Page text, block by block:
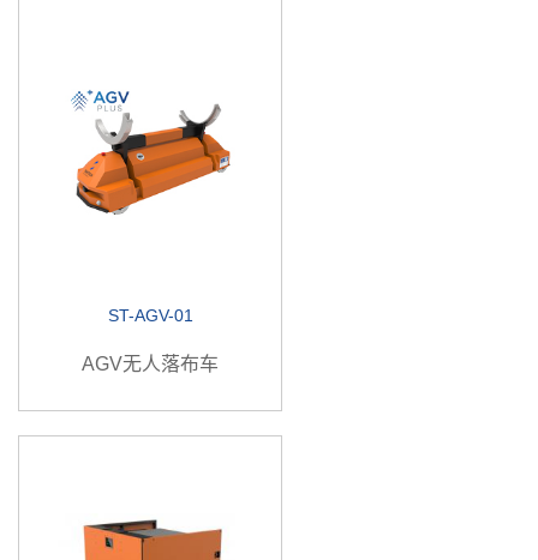
ST-AGV-01
AGV无人落布车